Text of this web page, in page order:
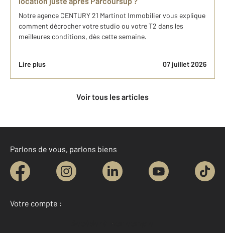
Notre agence CENTURY 21 Martinot Immobilier vous explique
comment décrocher votre studio ou votre T2 dans les
meilleures conditions, dès cette semaine.
Lire plus 07 juillet 2026
Voir tous les articles
Parlons de vous, parlons biens
Votre compte :
Accéder à mon compte